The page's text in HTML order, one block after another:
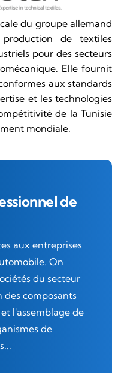
du groupe allemand
de textiles
pour des secteurs
Elle fournit
aux standards
et les technologies
de la Tunisie
mondiale.
de
aux entreprises
On
du secteur
composants
l'assemblage de
de